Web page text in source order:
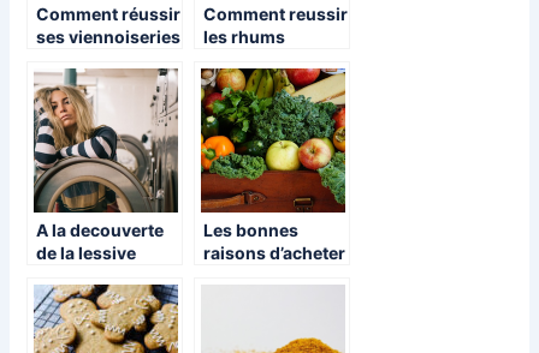
Comment réussir
ses viennoiseries
boulangerie
Comment reussir
les rhums
A la decouverte
de la lessive
naturelle !
Les bonnes
raisons d’acheter